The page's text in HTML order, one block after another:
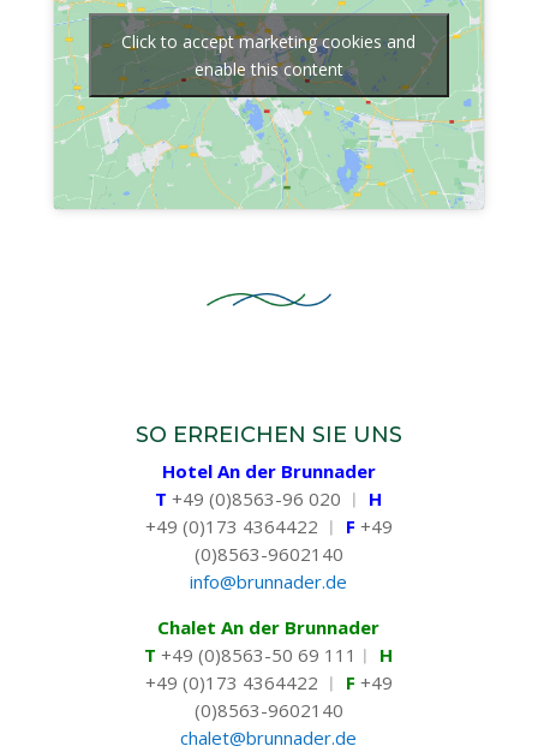
Click to accept marketing cookies and
enable this content
SO ERREICHEN SIE UNS
Hotel An der Brunnader
T +49 (0)8563-96 020 ︱ H
+49 (0)173 4364422 ︱ F +49
(0)8563-9602140
info@brunnader.de
Chalet An der Brunnader
T +49 (0)8563-50 69 111︱ H
+49 (0)173 4364422 ︱ F +49
(0)8563-9602140
chalet@brunnader.de